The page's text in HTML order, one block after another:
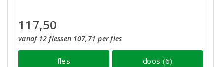
117,50
vanaf 12 flessen 107,71 per fles
fles doos (6)